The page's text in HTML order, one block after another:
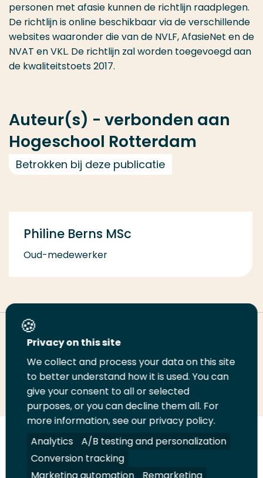
personen met afasie kunnen de richtlijn raadplegen.
De richtlijn is online beschikbaar via de verschillende
websites waaronder die van de NVLF, AfasieNet en de
NVAT en VKL. De richtlijn zal worden toegevoegd aan
de kwaliteitstoets 2017.
Auteur(s) - verbonden aan
Hogeschool Rotterdam
Betrokken bij deze publicatie
Philine Berns MSc
Oud-medewerker
Deel deze pagina
Deel
LinkedIn
Deel
op
Twitter
Deel
op
Facebook
Email
deze
pagina
Print
deze
pagina
Volg
ons
op
Volg
ons
op
Volg
ons
op
Volg
ons
op
Juridisch Security A-Z Index Contact
Privacy on this site
We collect and process your data on this site
to better understand how it is used. You can
give your consent to all or selected
purposes, or you can decline them all. For
more information, see our privacy policy.
Analytics
A/B testing and personalization
Conversion tracking